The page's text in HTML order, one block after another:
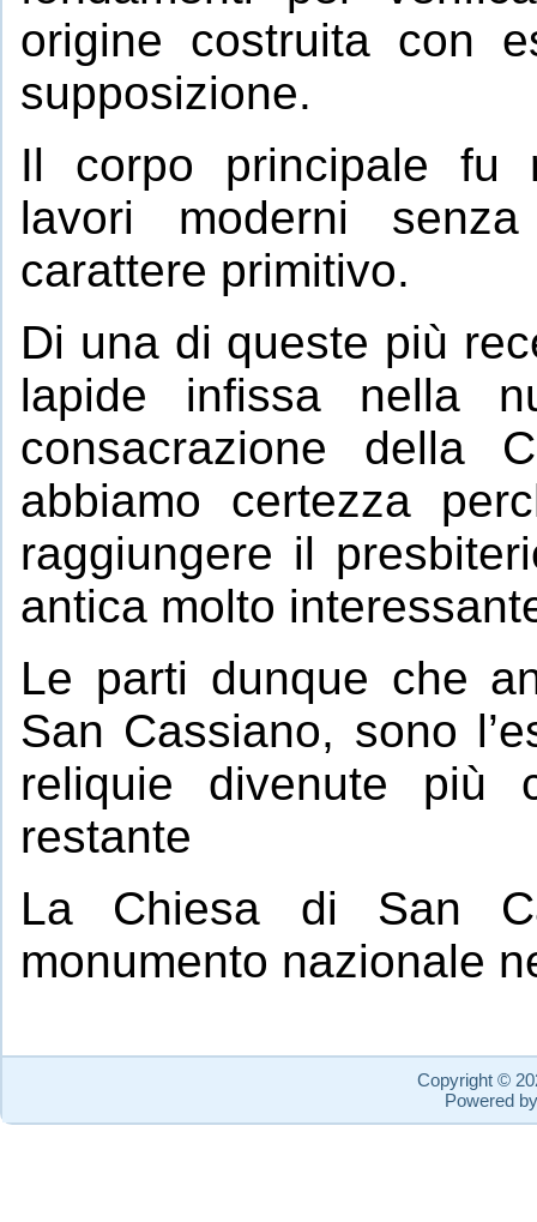
origine costruita con
supposizione.
Il corpo principale fu
lavori moderni
carattere primitivo.
Di una di queste più
lapide infissa nella
consacrazione della
abbiamo certezza
raggiungere il
antica molto
Le parti dunque che
San Cassiano, sono
reliquie divenute più
restante
La Chiesa di San
monumento nazionale
Copyright ©
Powered